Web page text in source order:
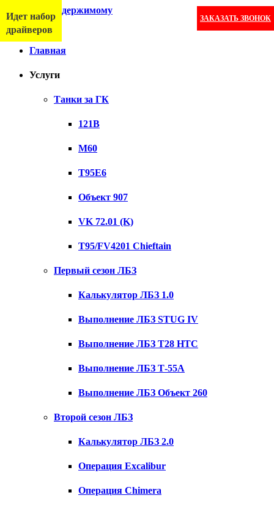
Перейти к содержимому
ЗАКАЗАТЬ ЗВОНОК
Меню
Главная
Услуги
Танки за ГК
121B
M60
T95E6
Объект 907
VK 72.01 (K)
T95/FV4201 Chieftain
Первый сезон ЛБЗ
Калькулятор ЛБЗ 1.0
Выполнение ЛБЗ STUG IV
Выполнение ЛБЗ T28 HTC
Выполнение ЛБЗ Т-55А
Выполнение ЛБЗ Объект 260
Второй сезон ЛБЗ
Калькулятор ЛБЗ 2.0
Операция Excalibur
Операция Chimera
Идет набор
драйверов